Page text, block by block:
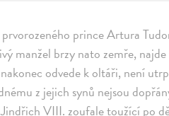
prince Artura
manžel brzy nato zemře,
odvede k oltáři, není
z jejich synů nejsou
VIII. zoufale toužící po